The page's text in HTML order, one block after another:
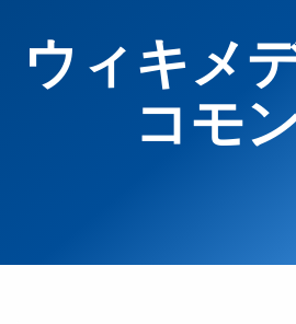
ウィキメ
コモ